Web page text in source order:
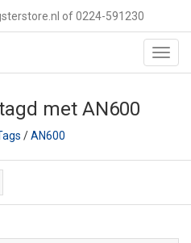
of 0224-591230
met AN600
/AN600